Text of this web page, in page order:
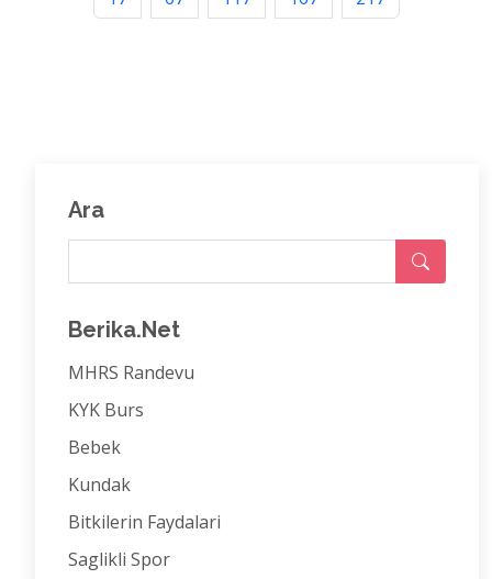
Ara
Berika.Net
MHRS Randevu
KYK Burs
Bebek
Kundak
Bitkilerin Faydalari
Saglikli Spor